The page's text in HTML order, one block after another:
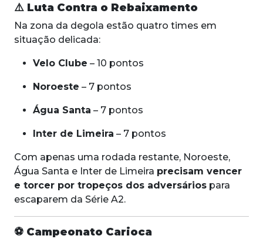
⚠️ Luta Contra o Rebaixamento
Na zona da degola estão quatro times em
situação delicada:
Velo Clube – 10 pontos
Noroeste – 7 pontos
Água Santa – 7 pontos
Inter de Limeira – 7 pontos
Com apenas uma rodada restante, Noroeste,
Água Santa e Inter de Limeira precisam vencer
e torcer por tropeços dos adversários para
escaparem da Série A2.
⚽ Campeonato Carioca